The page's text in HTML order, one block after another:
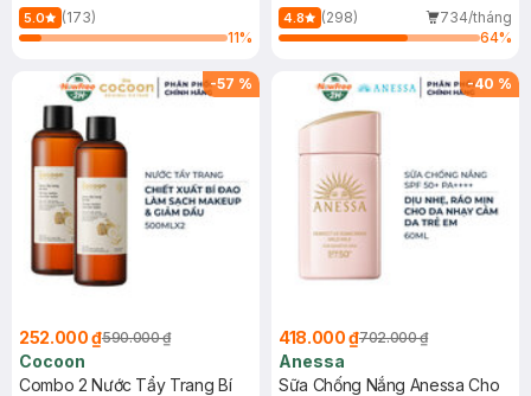
150ml
5.0
(173)
11%
4.8 (298)
734/tháng
64%
-57 %
252.000 ₫590.000 ₫
Cocoon
Combo 2 Nước Tẩy Trang Bí
-40 %
418.000 ₫702.000 ₫
Anessa
Sữa Chống Nắng Anessa Cho